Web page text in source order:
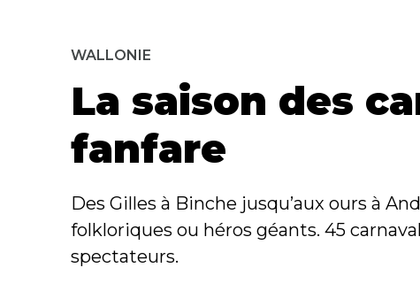
WALLONIE
La saison des
fanfare
Des Gilles à Binche jusqu’aux ours à
folkloriques ou héros géants. 45
spectateurs.